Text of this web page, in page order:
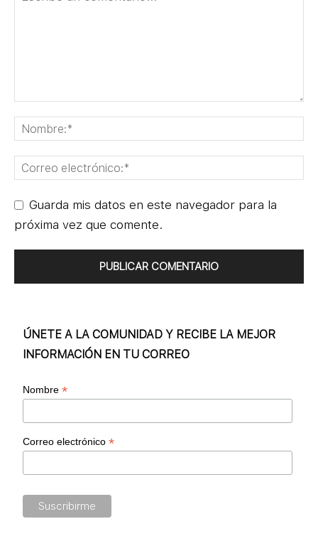
Guarda mis datos en este navegador para la
próxima vez que comente.
ÚNETE A LA COMUNIDAD Y RECIBE LA MEJOR
INFORMACIÓN EN TU CORREO
Nombre*
Correo electrónico*